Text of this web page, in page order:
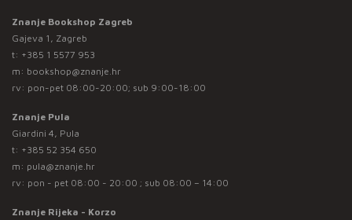
Znanje Bookshop Zagreb
Gajeva 1, Zagreb
t: +385 1 5577 953
m: bookshop@znanje.hr
rv: pon-pet 08:00-20:00; sub 9:00-18:00
Znanje Pula
Giardini 4, Pula
t: +385 52 354 650
m: pula@znanje.hr
rv: pon - pet 08:00 - 20:00 ; sub 08:00 – 14:00
Znanje Rijeka - Korzo